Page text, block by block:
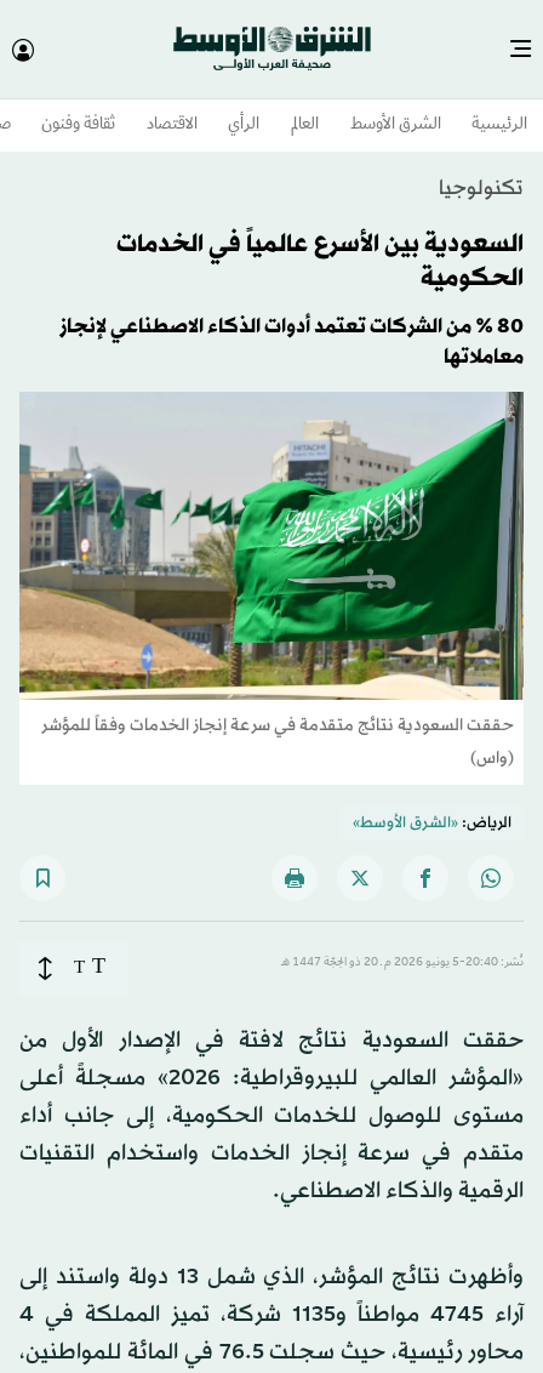
الرئيسية الشرق الأوسط​ العالم الرأي الاقتصاد ثقافة وفنون
تكنولوجيا
السعودية بين الأسرع عالمياً في الخدمات
الحكومية
80 % من الشركات تعتمد أدوات الذكاء الاصطناعي لإنجاز
معاملاتها
حققت السعودية نتائج متقدمة في سرعة إنجاز الخدمات وفقاً للمؤشر
(واس)
الرياض:«الشرق الأوسط»
نُشر: 20:40-5 يونيو 2026 م ـ 20 ذو الحِجّة 1447 هـ T
T
حققت السعودية نتائج لافتة في الإصدار الأول من
«المؤشر العالمي للبيروقراطية: 2026» مسجلةً أعلى
مستوى للوصول للخدمات الحكومية، إلى جانب أداء
متقدم في سرعة إنجاز الخدمات واستخدام التقنيات
الرقمية والذكاء الاصطناعي.
وأظهرت نتائج المؤشر، الذي شمل 13 دولة واستند إلى
آراء 4745 مواطناً و1135 شركة، تميز المملكة في 4
محاور رئيسية، حيث سجلت 76.5 في المائة للمواطنين،